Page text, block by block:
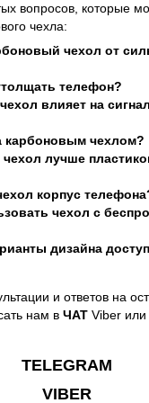
вопросов, которые
чехла:
чехол от
телефон?
влияет на
карбоновым чехлом?
лучше
корпус
чехол с
дизайна
и ответов на
нам в ЧАТ Viber или
TELEGRAM
VIBER